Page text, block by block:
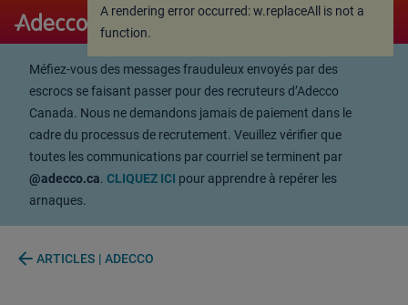
A rendering error occurred:
function.
A rendering error occurred:w.replaceAll is not a
function.
Méfiez-vous des messages frauduleux envoyés par des
escrocs se faisant passer pour des recruteurs d’Adecco
Canada. Nous ne demandons jamais de paiement dans le
cadre du processus de recrutement. Veuillez vérifier que
toutes les communications par courriel se terminent par
@adecco.ca. CLIQUEZ ICI pour apprendre à repérer les
arnaques.
arrow_back ARTICLES | ADECCO